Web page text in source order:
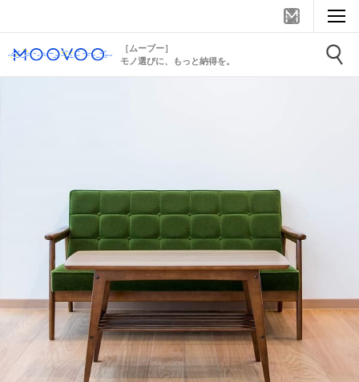
［ムーブー］
モノ選びに、もっと納得を。